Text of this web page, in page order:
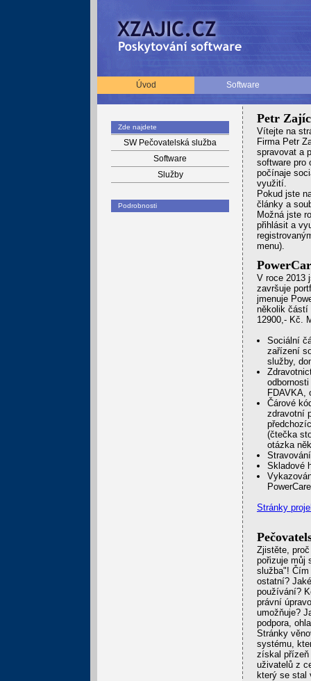
Úvod Software
Zde najdete
SW Pečovatelská služba
Software
Služby
Podrobnosti
Petr
Ví­tejte na
Firma Petr
spravovat a
software pro
počínaje
využití.
Pokud jste
články a
Možná jste
přihlásit a
menu).
V roce 2013
završuje
jmenuje
několik částí
12900,- Kč.
Sociální
zařízení
služby,
FDAVKA,
Čárové
zdravotní
(čtečka
otázka
Skladové
Stránky
Zjistěte,
pořizuje můj
služba"!
ostatní?
používání?
právní
umožňuje?
podpora,
Stránky
systému,
získal přízeň
uživatelů z
který se stal